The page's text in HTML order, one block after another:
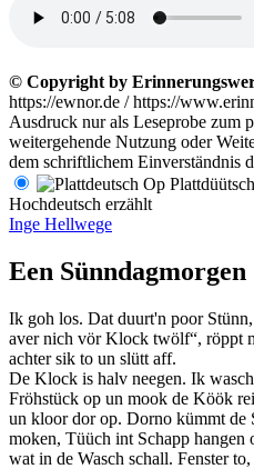
© Copyright by
https://ewnor.de / https://
Ausdruck nur als Leseprobe zum
weitergehende Nutzung oder
dem schriftlichem Einverständnis
Op
Hochdeutsch erzählt
Inge Hellwege
Een Sünndagmorgen
Ik goh los. Dat duurt'n poor
aver nich vör Klock twölf“, röppt
achter sik to un slütt aff.
De Klock is halv neegen. Ik
Fröhstück op un mook de Köök
un kloor dor op. Dorno kümmt de
moken, Tüüch int Schapp hangen
wat in de Wasch schall. Fenster